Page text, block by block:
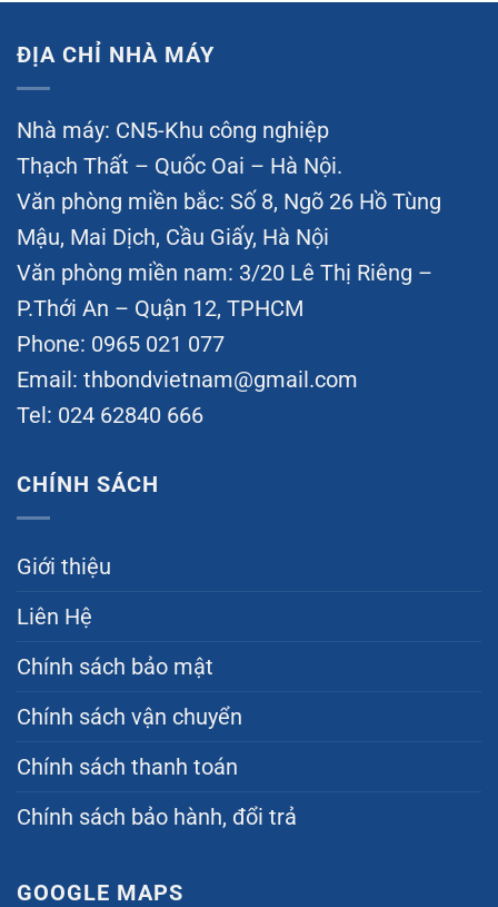
ĐỊA CHỈ NHÀ MÁY
Nhà máy: CN5-Khu công nghiệp
Thạch Thất – Quốc Oai – Hà Nội.
Văn phòng miền bắc: Số 8, Ngõ 26 Hồ Tùng
Mậu, Mai Dịch, Cầu Giấy, Hà Nội
Văn phòng miền nam: 3/20 Lê Thị Riêng –
P.Thới An – Quận 12, TPHCM
Phone: 0965 021 077
Email: thbondvietnam@gmail.com
Tel: 024 62840 666
CHÍNH SÁCH
Giới thiệu
Liên Hệ
Chính sách bảo mật
Chính sách vận chuyển
Chính sách thanh toán
Chính sách bảo hành, đổi trả
GOOGLE MAPS